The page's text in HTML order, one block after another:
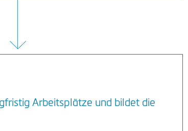
Arbeitsplätze und bildet die